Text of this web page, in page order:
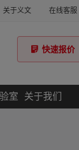
关于义文 在线客服
快速报价
室 关于我们